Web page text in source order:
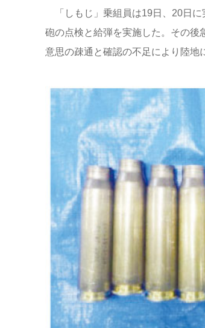
「しもじ」乗組員は19日、20日に
砲の点検と給弾を実施した。その後
意思の疎通と確認の不足により陸地